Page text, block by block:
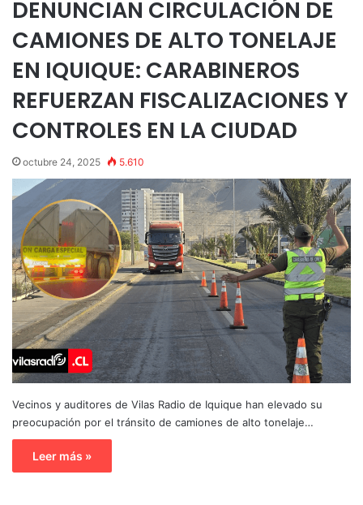
DENUNCIAN CIRCULACIÓN DE
CAMIONES DE ALTO TONELAJE
EN IQUIQUE: CARABINEROS
REFUERZAN FISCALIZACIONES Y
CONTROLES EN LA CIUDAD
octubre 24, 2025 5.610
Vecinos y auditores de Vilas Radio de Iquique han elevado su
preocupación por el tránsito de camiones de alto tonelaje…
Leer más »